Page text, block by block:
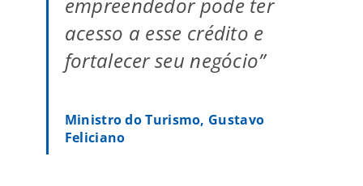
acesso a esse crédito e
fortalecer seu negócio”
Ministro do Turismo, Gustavo
Feliciano